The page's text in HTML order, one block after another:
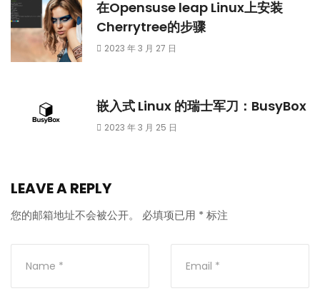
在Opensuse leap Linux上安装
Cherrytree的步骤
2023 年 3 月 27 日
嵌入式 Linux 的瑞士军刀：BusyBox
2023 年 3 月 25 日
LEAVE A REPLY
您的邮箱地址不会被公开。 必填项已用 * 标注